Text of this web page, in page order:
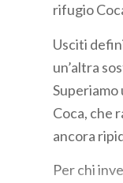
rifugio
Usciti
un’altra
Superiamo
Coca, che
ancora
Per chi